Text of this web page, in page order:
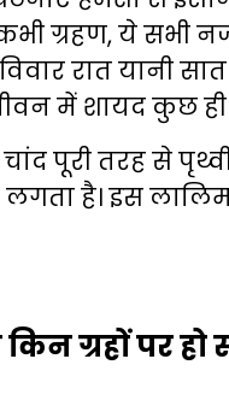
ग्रहण, ये सभी
रात यानी
में शायद कुछ
पूरी तरह से
है। इस
किन ग्रहों पर